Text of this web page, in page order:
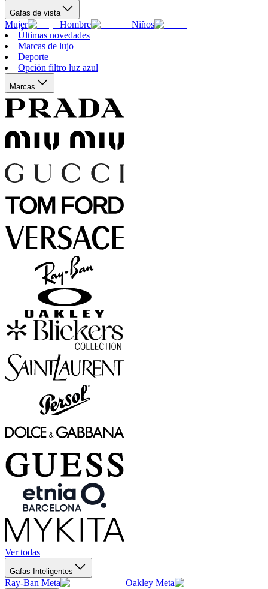
Gafas de vista
Mujer Hombre
Niños
Últimas novedades
Marcas de lujo
Deporte
Opción filtro luz azul
Marcas
Ver todas
Gafas Inteligentes
Ray-Ban Meta Oakley Meta